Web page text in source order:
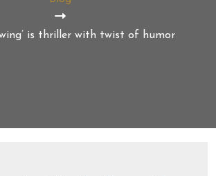
is thriller with twist of humor